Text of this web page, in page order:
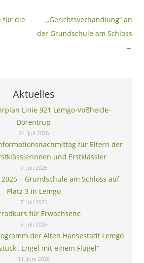
für die
„Gerichtsverhandlung“ an
der Grundschule am Schloss
→
Aktuelles
Linie 921 Lemgo-Voßheide-
Dörentrup
24. Juli 2026
für Eltern der
und Erstklässler
7. Juli 2026
– Grundschule am Schloss auf
Platz 3 in Lemgo
7. Juli 2026
für Erwachsene
6. Juli 2026
der Alten Hansestadt Lemgo
„Engel mit einem Flügel“
11. Juni 2026